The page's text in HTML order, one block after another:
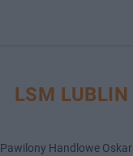
LSM LUBLIN
Pawilony Handlowe